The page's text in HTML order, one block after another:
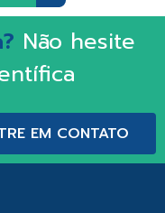
Não hesite
EM CONTATO